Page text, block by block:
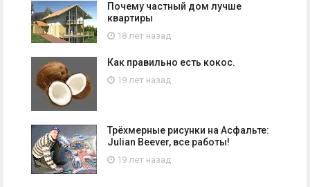
Почему частный дом лучше
квартиры
18 лет назад
Как правильно есть кокос.
19 лет назад
Трёхмерные рисунки на Асфальте:
Julian Beever, все работы!
19 лет назад